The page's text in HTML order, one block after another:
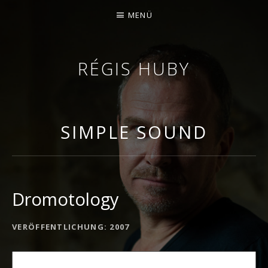
RÉGIS HUBY
GEIGER - IMPROVISATOR - KOMPONIST
MENÜ
SIMPLE SOUND
Dromotology
DETAILS ZUM ALBUM
VERÖFFENTLICHUNG 2007